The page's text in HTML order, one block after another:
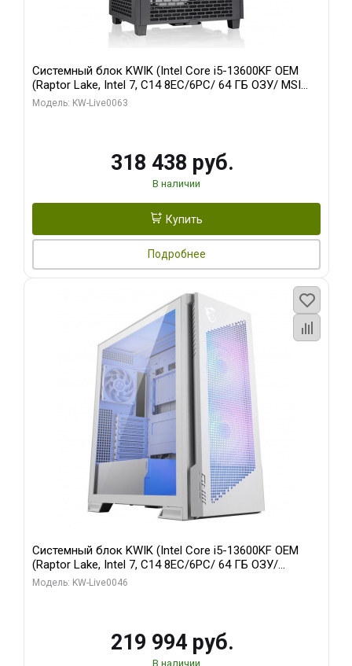
Системный блок KWIK (Intel Core i5-13600KF OEM
(Raptor Lake, Intel 7, C14 8EC/6PC/ 64 ГБ ОЗУ/ MSI
RTX5080 VENTUS 3X OC 16GB GDDR7 256bit 3xDP
Модель: KW-Live0063
318 438 руб.
В наличии
Купить
Подробнее
Системный блок KWIK (Intel Core i5-13600KF OEM
(Raptor Lake, Intel 7, C14 8EC/6PC/ 64 ГБ ОЗУ/
Gigabyte RTX5060Ti GAMING OC 8GB GDDR7 128bit
Модель: KW-Live0046
219 994 руб.
В наличии